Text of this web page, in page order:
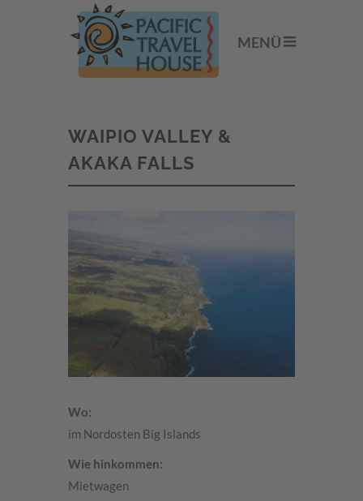
MENÜ
WAIPIO VALLEY &
AKAKA FALLS
Wo:
im Nordosten Big Islands
Wie hinkommen:
Mietwagen